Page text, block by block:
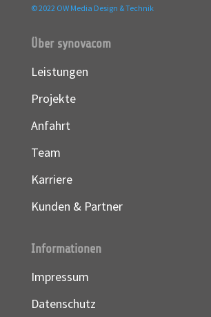
© 2022 OW Media Design & Technik
Über synovacom
Leistungen
Projekte
Anfahrt
Team
Karriere
Kunden & Partner
Informationen
Impressum
Datenschutz